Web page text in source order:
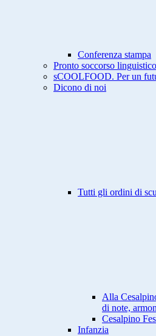
Conferenza stampa
Pronto soccorso
sCOOLFOOD. Per un
Dicono di noi
Tutti gli ordini di
Alla
di note,
Cesalpino
Infanzia